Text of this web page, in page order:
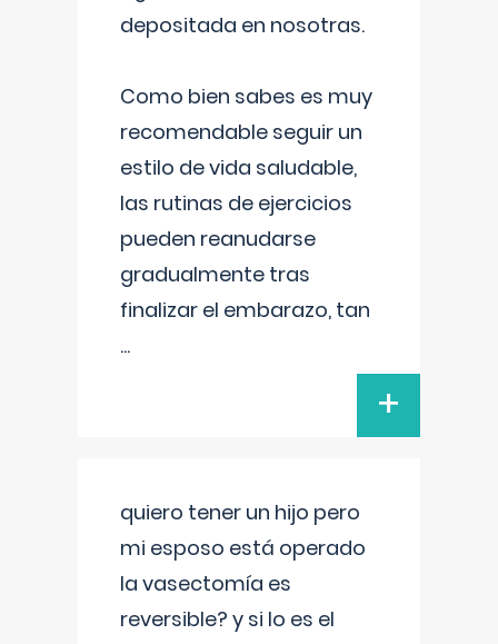
depositada en nosotras.
Como bien sabes es muy
recomendable seguir un
estilo de vida saludable,
las rutinas de ejercicios
pueden reanudarse
gradualmente tras
finalizar el embarazo, tan
...
+
quiero tener un hijo pero
mi esposo está operado
la vasectomía es
reversible? y si lo es el